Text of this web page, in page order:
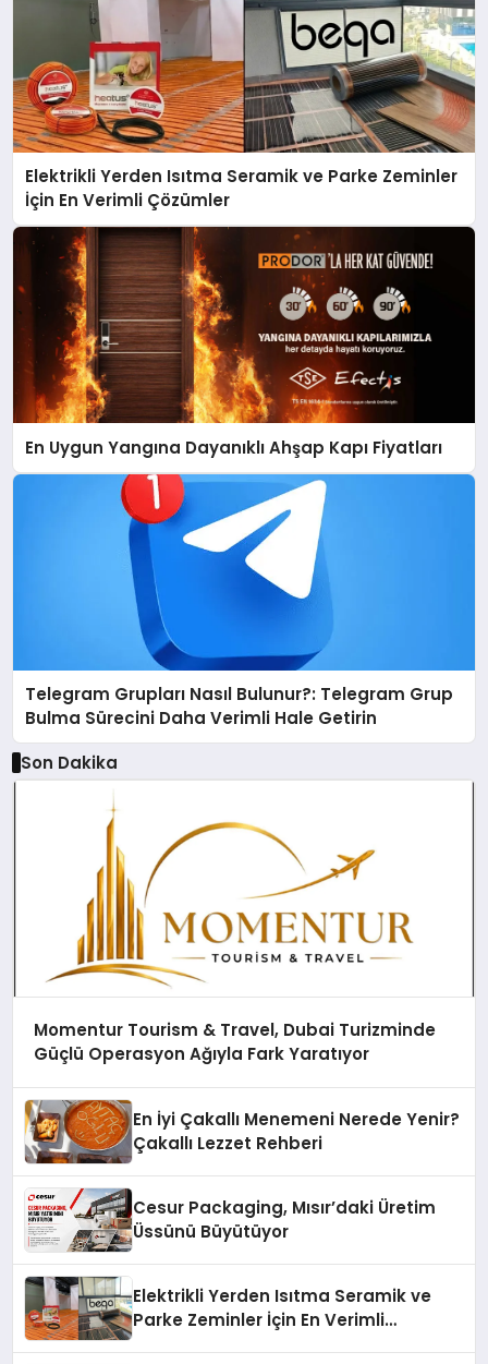
Elektrikli Yerden Isıtma Seramik ve Parke Zeminler
İçin En Verimli Çözümler
En Uygun Yangına Dayanıklı Ahşap Kapı Fiyatları
Telegram Grupları Nasıl Bulunur?: Telegram Grup
Bulma Sürecini Daha Verimli Hale Getirin
Son Dakika
Momentur Tourism & Travel, Dubai Turizminde
Güçlü Operasyon Ağıyla Fark Yaratıyor
En İyi Çakallı Menemeni Nerede Yenir?
Çakallı Lezzet Rehberi
Cesur Packaging, Mısır’daki Üretim
Üssünü Büyütüyor
Elektrikli Yerden Isıtma Seramik ve
Parke Zeminler İçin En Verimli